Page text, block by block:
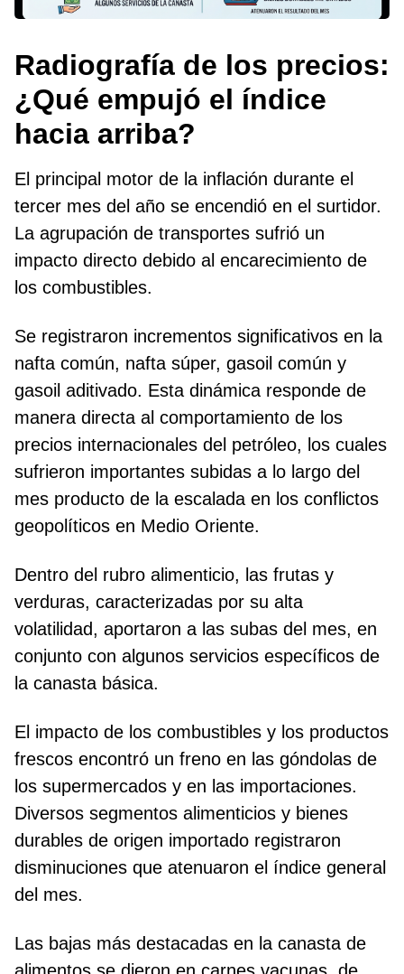
Radiografía de los precios:
¿Qué empujó el índice
hacia arriba?
El principal motor de la inflación durante el
tercer mes del año se encendió en el surtidor.
La agrupación de transportes sufrió un
impacto directo debido al encarecimiento de
los combustibles.
Se registraron incrementos significativos en la
nafta común, nafta súper, gasoil común y
gasoil aditivado. Esta dinámica responde de
manera directa al comportamiento de los
precios internacionales del petróleo, los cuales
sufrieron importantes subidas a lo largo del
mes producto de la escalada en los conflictos
geopolíticos en Medio Oriente.
Dentro del rubro alimenticio, las frutas y
verduras, caracterizadas por su alta
volatilidad, aportaron a las subas del mes, en
conjunto con algunos servicios específicos de
la canasta básica.
El impacto de los combustibles y los productos
frescos encontró un freno en las góndolas de
los supermercados y en las importaciones.
Diversos segmentos alimenticios y bienes
durables de origen importado registraron
disminuciones que atenuaron el índice general
del mes.
Las bajas más destacadas en la canasta de
alimentos se dieron en carnes vacunas, de